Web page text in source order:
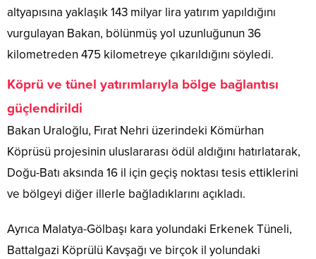
altyapısına yaklaşık 143 milyar lira yatırım yapıldığını
vurgulayan Bakan, bölünmüş yol uzunluğunun 36
kilometreden 475 kilometreye çıkarıldığını söyledi.
Köprü ve tünel yatırımlarıyla bölge bağlantısı
güçlendirildi
Bakan Uraloğlu, Fırat Nehri üzerindeki Kömürhan
Köprüsü projesinin uluslararası ödül aldığını hatırlatarak,
Doğu-Batı aksında 16 il için geçiş noktası tesis ettiklerini
ve bölgeyi diğer illerle bağladıklarını açıkladı.
Ayrıca Malatya-Gölbaşı kara yolundaki Erkenek Tüneli,
Battalgazi Köprülü Kavşağı ve birçok il yolundaki